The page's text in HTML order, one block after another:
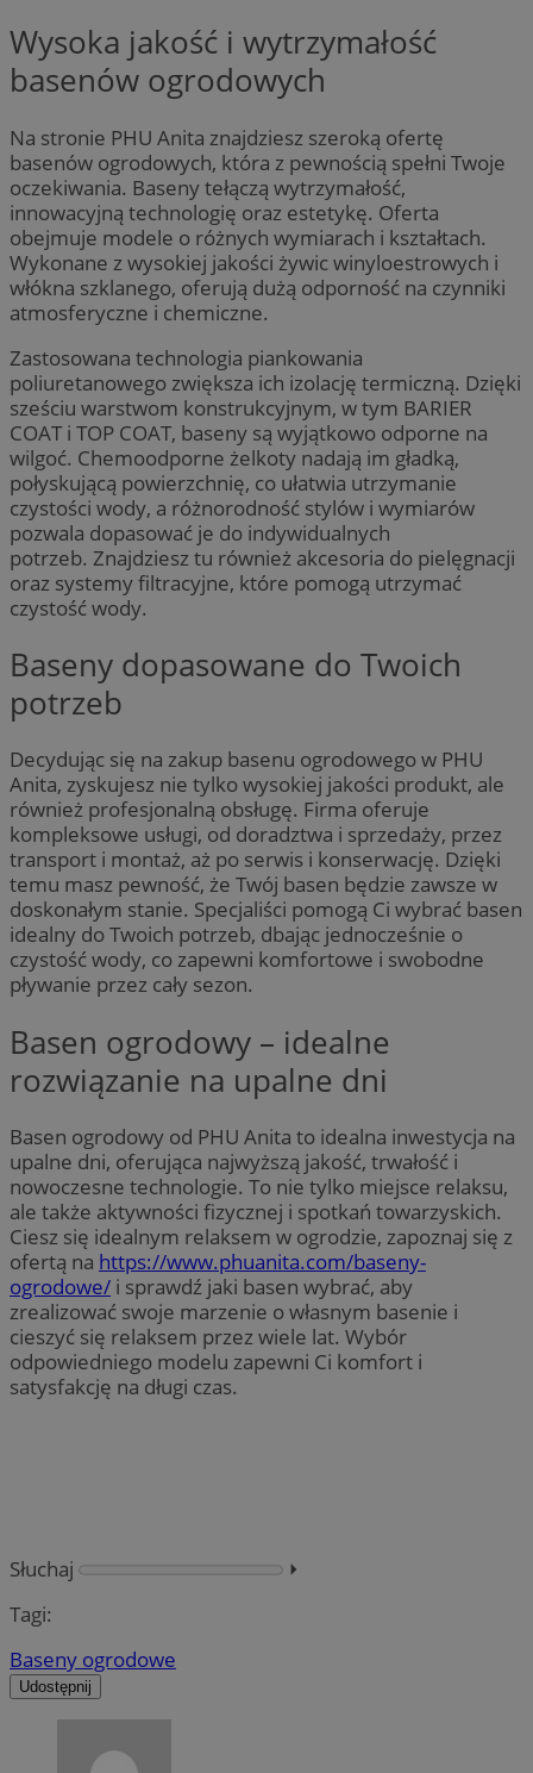
Wysoka jakość i wytrzymałość
basenów ogrodowych
Na stronie PHU Anita znajdziesz szeroką ofertę
basenów ogrodowych, która z pewnością spełni Twoje
oczekiwania. Baseny tełączą wytrzymałość,
innowacyjną technologię oraz estetykę. Oferta
obejmuje modele o różnych wymiarach i kształtach.
Wykonane z wysokiej jakości żywic winyloestrowych i
włókna szklanego, oferują dużą odporność na czynniki
atmosferyczne i chemiczne.
Zastosowana technologia piankowania
poliuretanowego zwiększa ich izolację termiczną. Dzięki
sześciu warstwom konstrukcyjnym, w tym BARIER
COAT i TOP COAT, baseny są wyjątkowo odporne na
wilgoć. Chemoodporne żelkoty nadają im gładką,
połyskującą powierzchnię, co ułatwia utrzymanie
czystości wody, a różnorodność stylów i wymiarów
pozwala dopasować je do indywidualnych
potrzeb. Znajdziesz tu również akcesoria do pielęgnacji
oraz systemy filtracyjne, które pomogą utrzymać
czystość wody.
Baseny dopasowane do Twoich
potrzeb
Decydując się na zakup basenu ogrodowego w PHU
Anita, zyskujesz nie tylko wysokiej jakości produkt, ale
również profesjonalną obsługę. Firma oferuje
kompleksowe usługi, od doradztwa i sprzedaży, przez
transport i montaż, aż po serwis i konserwację. Dzięki
temu masz pewność, że Twój basen będzie zawsze w
doskonałym stanie. Specjaliści pomogą Ci wybrać basen
idealny do Twoich potrzeb, dbając jednocześnie o
czystość wody, co zapewni komfortowe i swobodne
pływanie przez cały sezon.
Basen ogrodowy – idealne
rozwiązanie na upalne dni
Basen ogrodowy od PHU Anita to idealna inwestycja na
upalne dni, oferująca najwyższą jakość, trwałość i
nowoczesne technologie. To nie tylko miejsce relaksu,
ale także aktywności fizycznej i spotkań towarzyskich.
Ciesz się idealnym relaksem w ogrodzie, zapoznaj się z
ofertą na https://www.phuanita.com/baseny-
ogrodowe/ i sprawdź jaki basen wybrać, aby
zrealizować swoje marzenie o własnym basenie i
cieszyć się relaksem przez wiele lat. Wybór
odpowiedniego modelu zapewni Ci komfort i
satysfakcję na długi czas.
Słuchaj
⏵︎
Tagi:
Baseny ogrodowe
Udostępnij